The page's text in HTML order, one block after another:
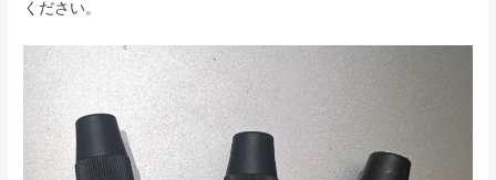
ください。